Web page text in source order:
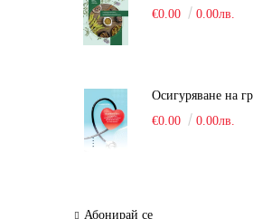
€0.00
0.00лв.
€0.00
0.00лв.
Абонирай се